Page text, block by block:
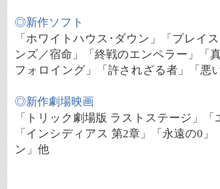
◎新作ソフト
「ホワイトハウス･ダウン」「プレイ
ンズ／宿命」「終戦のエンペラー」「
フォロイング」「許されざる者」「悪
◎新作劇場映画
「トリック劇場版 ラストステージ」
「インシディアス 第2章」「永遠の0
ン」他